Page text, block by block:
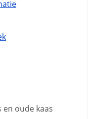
oude kaas